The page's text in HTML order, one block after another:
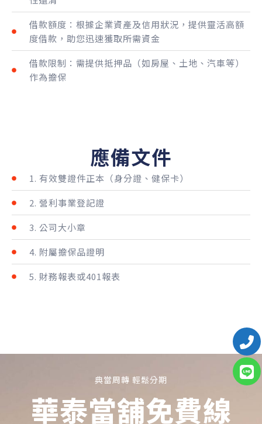
借款額度：根據企業資產及信用狀況，提供靈活高額
度借款，助您迅速獲取所需資金
借款限制：需提供抵押品（如房屋、土地、汽車等）
作為擔保
應備文件
1. 有效雙證件正本（身分證、健保卡）
2. 營利事業登記證
3. 公司大小章
4. 附屬擔保品證明
5. 財務報表或401報表
典當周轉 輕鬆分期
華泰當舖免費線